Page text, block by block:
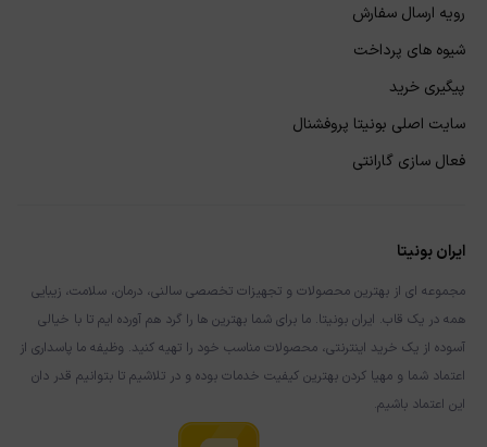
رویه ارسال سفارش
شیوه های پرداخت
پیگیری خرید
سایت اصلی بونیتا پروفشنال
فعال سازی گارانتی
ایران بونیتا
مجموعه ای از بهترین محصولات و تجهیزات تخصصی سالنی، درمان، سلامت، زیبایی
همه در یک قاب. ایران بونیتا. ما برای شما بهترین ها را گرد هم آورده ایم تا با خیالی
آسوده از یک خرید اینترنتی، محصولات مناسب خود را تهیه کنید. وظیفه ما پاسداری از
اعتماد شما و مهیا کردن بهترین کیفیت خدمات بوده و در تلاشیم تا بتوانیم قدر دان
این اعتماد باشیم.